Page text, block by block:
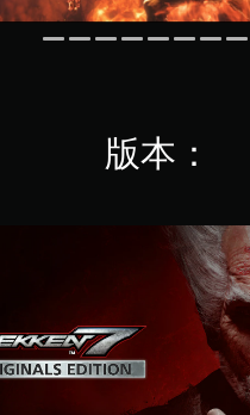
版本：